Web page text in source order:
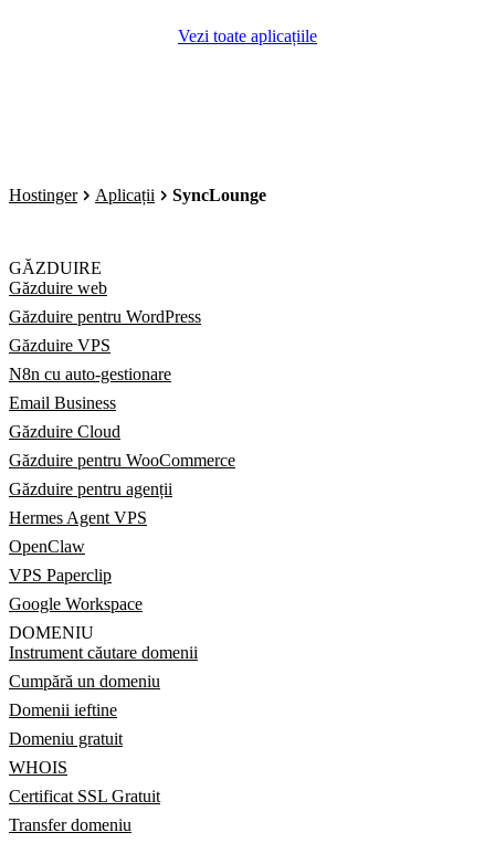
Vezi toate aplicațiile
Hostinger Aplicații SyncLounge
GĂZDUIRE
Găzduire web
Găzduire pentru WordPress
Găzduire VPS
N8n cu auto-gestionare
Email Business
Găzduire Cloud
Găzduire pentru WooCommerce
Găzduire pentru agenții
Hermes Agent VPS
OpenClaw
VPS Paperclip
Google Workspace
DOMENIU
Instrument căutare domenii
Cumpără un domeniu
Domenii ieftine
Domeniu gratuit
WHOIS
Certificat SSL Gratuit
Transfer domeniu